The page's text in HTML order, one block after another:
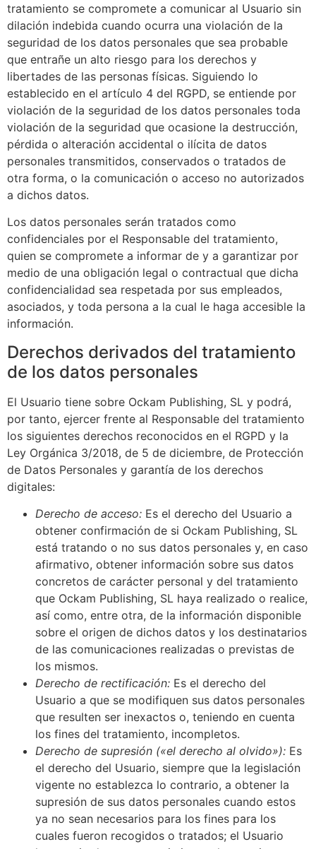
tratamiento se compromete a comunicar al Usuario sin
dilación indebida cuando ocurra una violación de la
seguridad de los datos personales que sea probable
que entrañe un alto riesgo para los derechos y
libertades de las personas físicas. Siguiendo lo
establecido en el artículo 4 del RGPD, se entiende por
violación de la seguridad de los datos personales toda
violación de la seguridad que ocasione la destrucción,
pérdida o alteración accidental o ilícita de datos
personales transmitidos, conservados o tratados de
otra forma, o la comunicación o acceso no autorizados
a dichos datos.
Los datos personales serán tratados como
confidenciales por el Responsable del tratamiento,
quien se compromete a informar de y a garantizar por
medio de una obligación legal o contractual que dicha
confidencialidad sea respetada por sus empleados,
asociados, y toda persona a la cual le haga accesible la
información.
Derechos derivados del tratamiento
de los datos personales
El Usuario tiene sobre Ockam Publishing, SL y podrá,
por tanto, ejercer frente al Responsable del tratamiento
los siguientes derechos reconocidos en el RGPD y la
Ley Orgánica 3/2018, de 5 de diciembre, de Protección
de Datos Personales y garantía de los derechos
digitales:
Derecho de acceso: Es el derecho del Usuario a
obtener confirmación de si Ockam Publishing, SL
está tratando o no sus datos personales y, en caso
afirmativo, obtener información sobre sus datos
concretos de carácter personal y del tratamiento
que Ockam Publishing, SL haya realizado o realice,
así como, entre otra, de la información disponible
sobre el origen de dichos datos y los destinatarios
de las comunicaciones realizadas o previstas de
los mismos.
Derecho de rectificación: Es el derecho del
Usuario a que se modifiquen sus datos personales
que resulten ser inexactos o, teniendo en cuenta
los fines del tratamiento, incompletos.
Derecho de supresión («el derecho al olvido»): Es
el derecho del Usuario, siempre que la legislación
vigente no establezca lo contrario, a obtener la
supresión de sus datos personales cuando estos
ya no sean necesarios para los fines para los
cuales fueron recogidos o tratados; el Usuario